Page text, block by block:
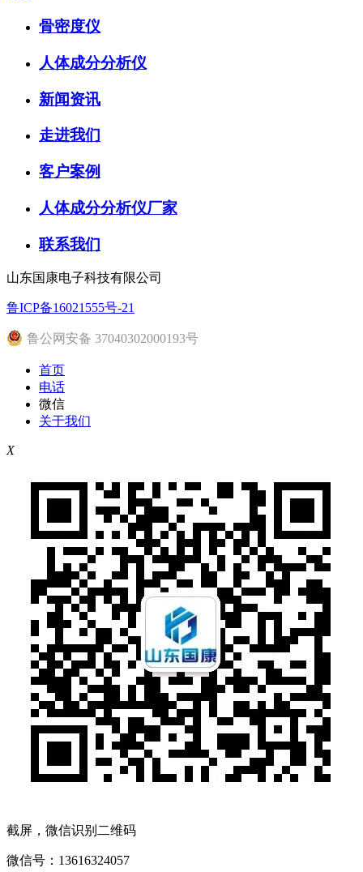
骨密度仪
人体成分分析仪
新闻资讯
走进我们
客户案例
人体成分分析仪厂家
联系我们
山东国康电子科技有限公司
鲁ICP备16021555号-21
鲁公网安备 37040302000193号
首页
电话
微信
关于我们
X
截屏，微信识别二维码
微信号： 13616324057